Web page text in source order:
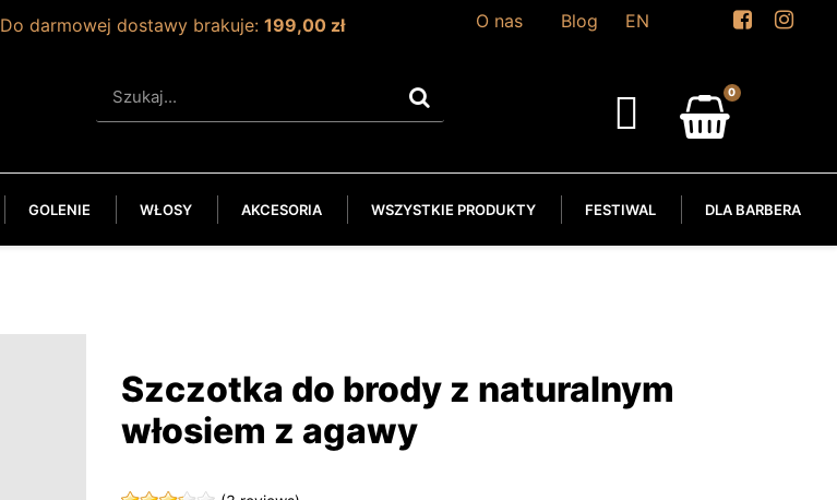
Do darmowej dostawy brakuje: 199,00 zł O nas Blog EN
GOLENIE WŁOSY AKCESORIA WSZYSTKIE PRODUKTY FESTIWAL DLA BARBERA
Szczotka do brody z naturalnym
włosiem z agawy